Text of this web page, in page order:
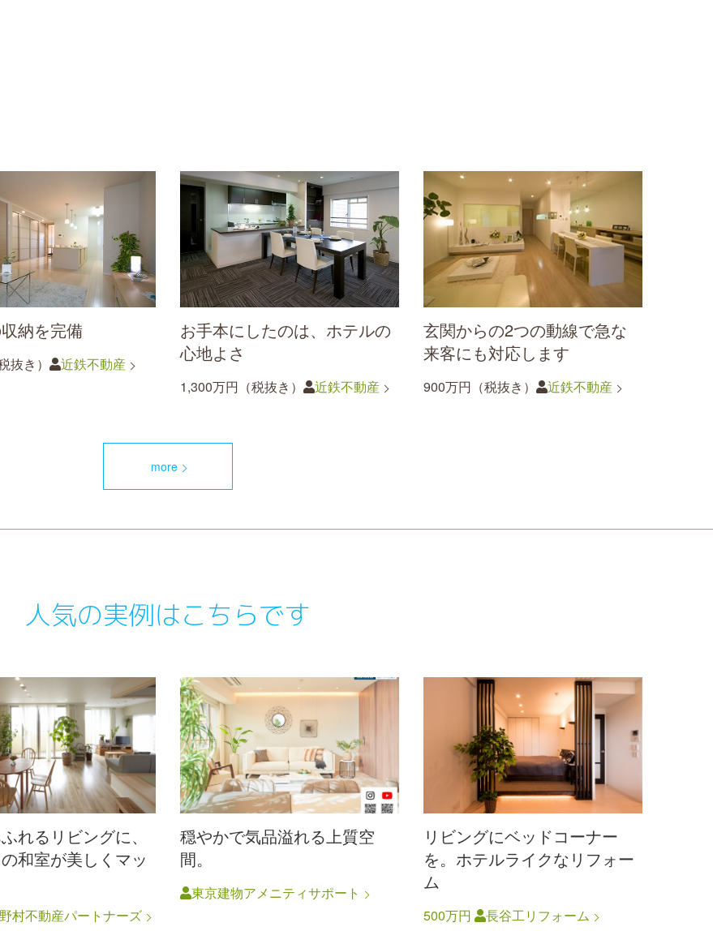
納を完備
抜き） 近鉄不動産
お手本にしたのは、ホテルの
心地よさ
1,300万円（税抜き） 近鉄不動産
玄関からの2つの動線で急な
来客にも対応します
900万円（税抜き） 近鉄不動産
more
人気の実例はこちらです
れるリビングに、
和室が美しくマッ
野村不動産パートナーズ
穏やかで気品溢れる上質空
間。
東京建物アメニティサポート
リビングにベッドコーナー
を。ホテルライクなリフォー
ム
500万円 長谷工リフォーム